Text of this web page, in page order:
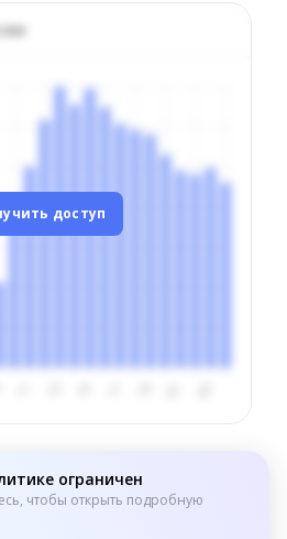
доступ
ограничен
чтобы открыть подробную